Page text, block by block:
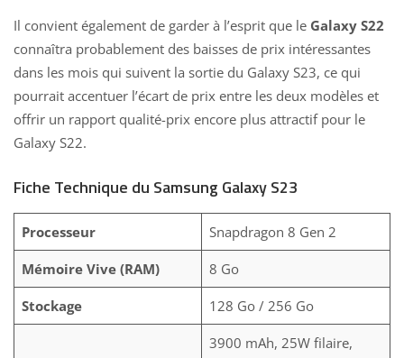
Il convient également de garder à l’esprit que le Galaxy S22
connaîtra probablement des baisses de prix intéressantes
dans les mois qui suivent la sortie du Galaxy S23, ce qui
pourrait accentuer l’écart de prix entre les deux modèles et
offrir un rapport qualité-prix encore plus attractif pour le
Galaxy S22.
Fiche Technique du Samsung Galaxy S23
Processeur Snapdragon 8 Gen 2
Mémoire Vive (RAM) 8 Go
Stockage 128 Go / 256 Go
3900 mAh, 25W filaire,